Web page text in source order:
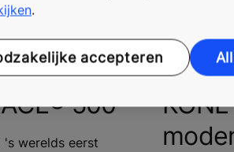
500
's werelds eerst
.
accepteren